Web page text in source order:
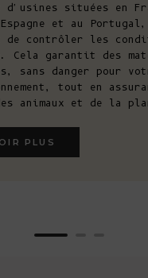
d'usines situées en
et au
de contrôler les
Cela garantit des
sans danger pour
tout en
animaux et de la
PLUS